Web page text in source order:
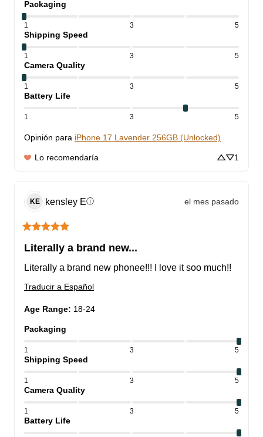
Packaging
1 3 5
Shipping Speed
1 3 5
Camera Quality
1 3 5
Battery Life
1 3 5
Opinión para iPhone 17 Lavender 256GB (Unlocked)
Lo recomendaría 1
KE kensley Eⓘ el mes pasado
Literally a brand new...
Literally a brand new phonee!!! I love it soo much!!
Traducir a Español
Age Range: 18-24
Packaging
1 3 5
Shipping Speed
1 3 5
Camera Quality
1 3 5
Battery Life